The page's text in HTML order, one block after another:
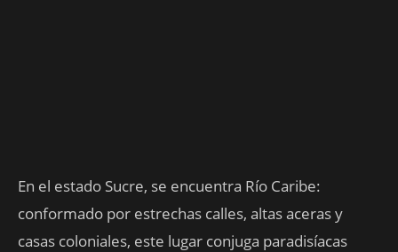
En el estado Sucre, se encuentra Río Caribe:
conformado por estrechas calles, altas aceras y
casas coloniales, este lugar conjuga paradisíacas